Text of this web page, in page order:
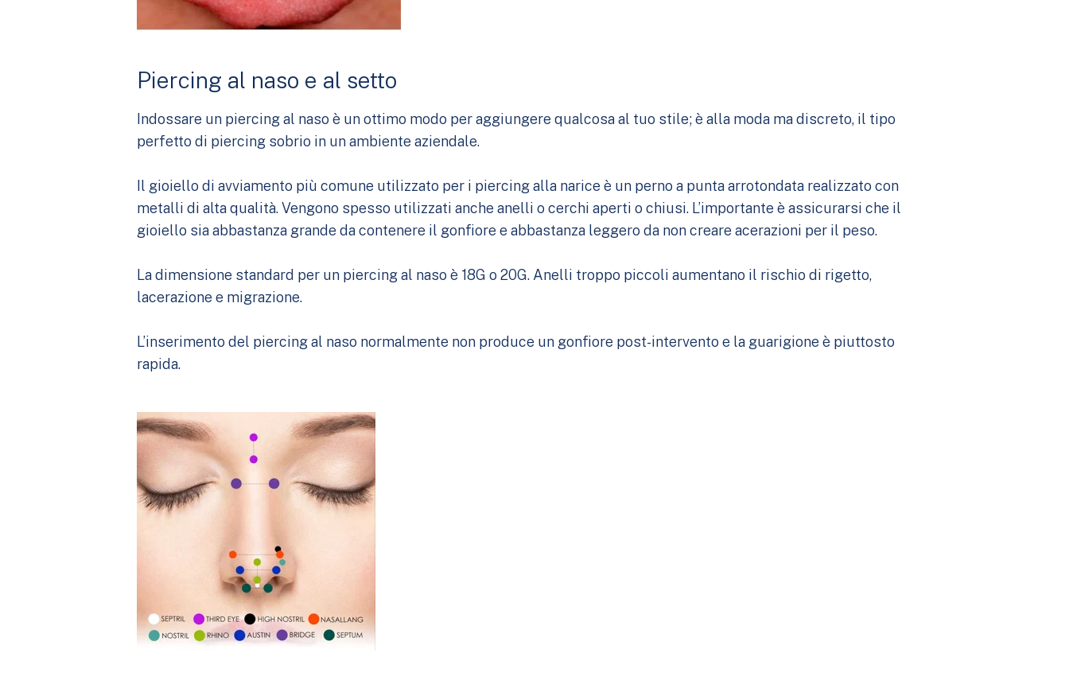
Piercing al naso e al setto
Indossare un piercing al naso è un ottimo modo per aggiungere qualcosa al tuo stile; è alla moda ma discreto, il tipo
perfetto di piercing sobrio in un ambiente aziendale.
Il gioiello di avviamento più comune utilizzato per i piercing alla narice è un perno a punta arrotondata realizzato con
metalli di alta qualità. Vengono spesso utilizzati anche anelli o cerchi aperti o chiusi. L’importante è assicurarsi che il
gioiello sia abbastanza grande da contenere il gonfiore e abbastanza leggero da non creare acerazioni per il peso.
La dimensione standard per un piercing al naso è 18G o 20G. Anelli troppo piccoli aumentano il rischio di rigetto,
lacerazione e migrazione.
L’inserimento del piercing al naso normalmente non produce un gonfiore post-intervento e la guarigione è piuttosto
rapida.